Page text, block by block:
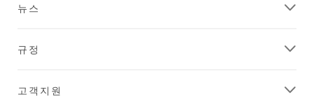
뉴스
규정
고객지원